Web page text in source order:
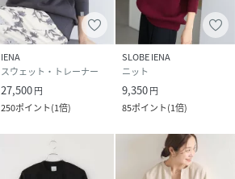
IENA
スウェット・トレーナー
27,500円
250ポイント(1倍)
SLOBE IENA
ニット
9,350円
85ポイント(1倍)